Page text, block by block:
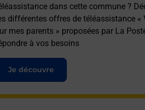
dans cette commune ?
différentes offres de téléassistance «
mes parents » proposées par La
à vos besoins
Je découvre